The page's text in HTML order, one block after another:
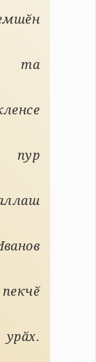
та
пур